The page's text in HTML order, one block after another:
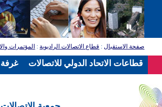
صفحة الاستقبال: قطاع الاتصالات الراديوية: المؤتمرات
غرفة قطاعات الاتحاد الدولي للاتصالات